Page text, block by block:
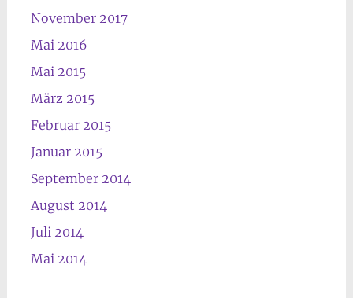
November 2017
Mai 2016
Mai 2015
März 2015
Februar 2015
Januar 2015
September 2014
August 2014
Juli 2014
Mai 2014